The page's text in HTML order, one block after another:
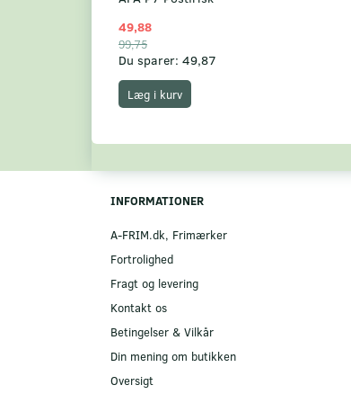
49,88
99,75
Du sparer: 49,87
Læg i kurv
INFORMATIONER
A-FRIM.dk, Frimærker
Fortrolighed
Fragt og levering
Kontakt os
Betingelser & Vilkår
Din mening om butikken
Oversigt